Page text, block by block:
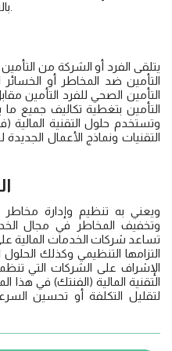
يتلقى الفرد أو الشركة من
التأمين ضد المخاطر أو
التأمين الصحي للفرد التأمين
التأمين بتغطية تكاليف جميع
وتستخدم حلول التقنية
-
ويعني به تنظيم وإدارة مخاطر
وتخفيف المخاطر في مجال
تساعد شركات الخدمات المالية
التزامها التنظيمي وكذلك
الإشراف على الشركات التي
التقنية المالية (الفنتك) في هذا
لتقليل التكلفة أو تحسين